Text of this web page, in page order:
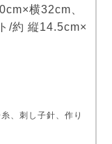
横32cm、
/約 縦14.5cm×
、刺し子針、作り